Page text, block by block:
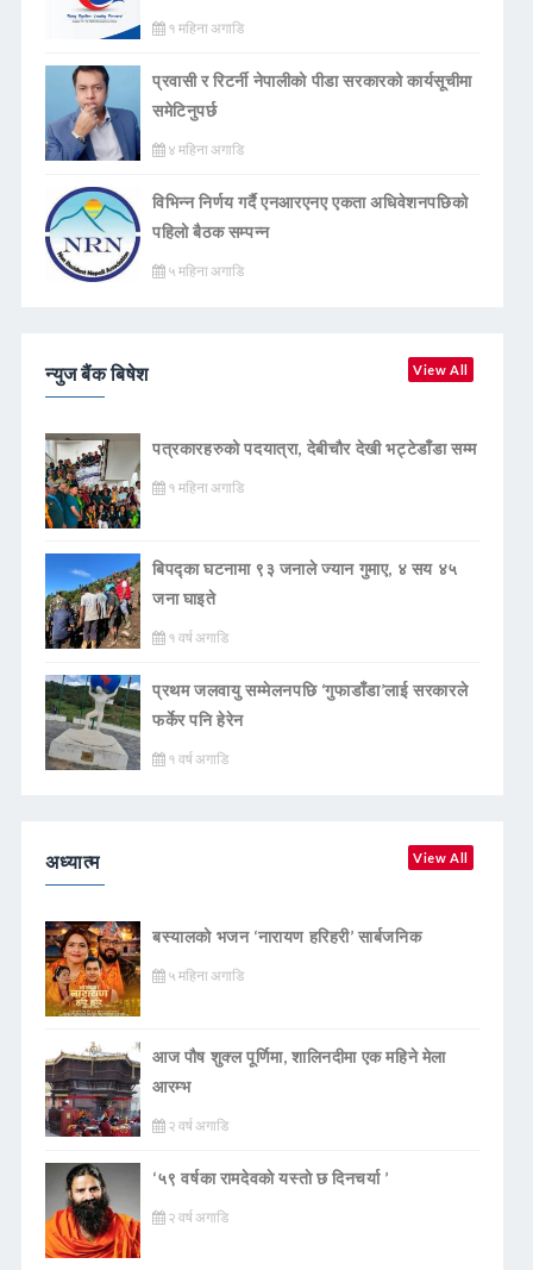
१ महिना अगाडि
प्रवासी र रिटर्नी नेपालीको पीडा सरकारको कार्यसूचीमा
समेटिनुपर्छ
४ महिना अगाडि
विभिन्न निर्णय गर्दै एनआरएनए एकता अधिवेशनपछिको
पहिलो बैठक सम्पन्न
५ महिना अगाडि
न्युज बैंक बिषेश View All
पत्रकारहरुको पदयात्रा, देबीचौर देखी भट्टेडाँडा सम्म
१ महिना अगाडि
बिपद्का घटनामा ९३ जनाले ज्यान गुमाए, ४ सय ४५
जना घाइते
१ वर्ष अगाडि
प्रथम जलवायु सम्मेलनपछि ‘गुफाडाँडा’लाई सरकारले
फर्केर पनि हेरेन
१ वर्ष अगाडि
अध्यात्म View All
बस्यालको भजन ‘नारायण हरिहरी’ सार्बजनिक
५ महिना अगाडि
आज पौष शुक्ल पूर्णिमा, शालिनदीमा एक महिने मेला
आरम्भ
२ वर्ष अगाडि
‘५९ वर्षका रामदेवकाे यस्ताे छ दिनचर्या ’
२ वर्ष अगाडि